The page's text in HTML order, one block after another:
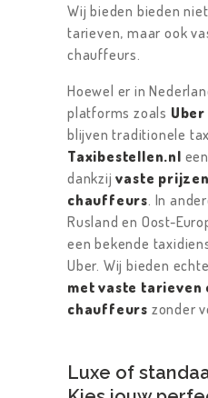
Wij bieden bieden
tarieven, maar ook
chauffeurs.
Hoewel er in
platforms zoals
blijven traditionele
Taxibestellen.nl
dankzijvaste
chauffeurs. In
Rusland en Oost-
een bekende
Uber. Wij bieden
met vaste tarieven
chauffeurs zonder
Luxe of